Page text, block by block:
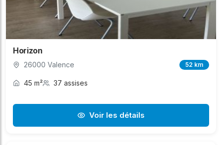
Horizon
26000 Valence 52 km
45 m² 37 assises
Voir les détails